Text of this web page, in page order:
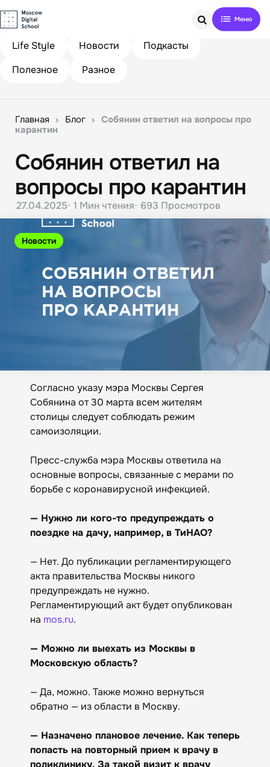
Search
Life Style
Новости
Подкасты
Полезное
Разное
Главная Блог
Собянин ответил на вопросы про
карантин
Новости
Собянин ответил на
вопросы про карантин
27.04.2025 1 Мин чтения 693 Просмотров
Согласно указу мэра Москвы Сергея
Собянина от 30 марта всем жителям
столицы следует соблюдать режим
самоизоляции.
Пресс-служба мэра Москвы ответила на
основные вопросы, связанные с мерами по
борьбе с коронавирусной инфекцией.
— Нужно ли кого-то предупреждать о
поездке на дачу, например, в ТиНАО?
— Нет. До публикации регламентирующего
акта правительства Москвы никого
предупреждать не нужно.
Регламентирующий акт будет опубликован
на mos.ru.
— Можно ли выехать из Москвы в
Московскую область?
— Да, можно. Также можно вернуться
обратно — из области в Москву.
— Назначено плановое лечение. Как теперь
попасть на повторный прием к врачу в
поликлинику. За такой визит к врачу